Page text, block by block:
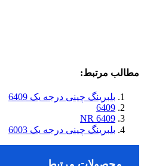
مطالب مرتبط:
بلبرینگ چینی درجه یک 6409
6409
6409 NR
بلبرینگ چینی درجه یک 6003